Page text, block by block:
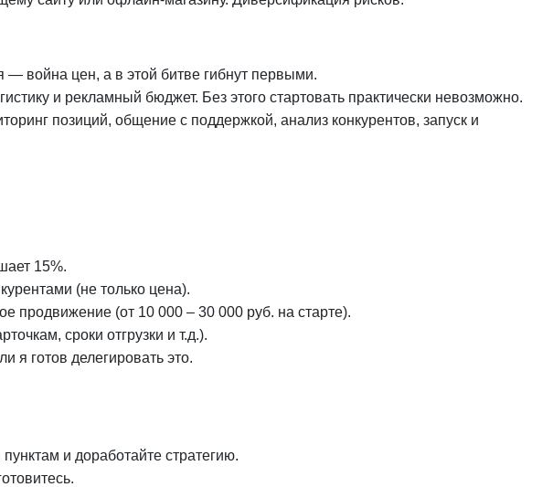
— война цен, а в этой битве гибнут первыми.
и рекламный бюджет. Без этого стартовать практически невозможно.
позиций, общение с поддержкой, анализ конкурентов, запуск и
15%.
(не только цена).
продвижение (от 10 000 – 30 000 руб. на старте).
сроки отгрузки и т.д.).
я готов делегировать это.
и доработайте стратегию.